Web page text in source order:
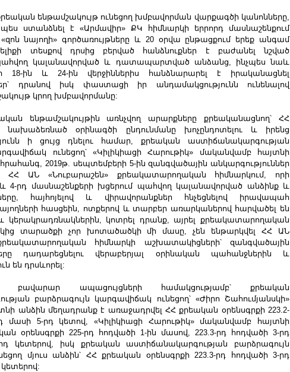
ենթամշակույթ ունեցող խմբավորման վարքագծի կանոնները,
ստանձնել է «Արմավիր» ՔԿ հիմնարկի երրորդ մասնաշենքում
նայողի» գործառույթները և 20 օրվա ընթացքում երեք անգամ
տեսքով դրսից բերված հանձնուքներ է բաժանել նշված
կալանավորված և դատապարտված անձանց, ինչպես նաև
18-ին և 24-ին վերջիններիս հանձնարարել է իրականացնել
դրանով իսկ փաստացի իր անդամակցությունն ունենալով
կրող խմբավորմանը:
ենթամշակույթին առնչվող արարքները քրեականացնող՝ ՀՀ
նախաձեռնած օրինագծի ընդունմանը խոչընդոտելու և իրենց
ի ցույց դնելու համար, քրեական աստիճանակարգության
ունեցող՝ «Կիլիկիացի Հարութիկ» մականվամբ հայտնի
2019թ. սեպտեմբերի 5-ին զանգվածային անկարգություններ
ՀՀ ԱՆ «Նուբարաշեն» քրեակատարողական հիմնարկում, որի
և 4-րդ մասնաշենքերի խցերում պահվող կալանավորված անձինք և
հայհոյելով և վիրավորանքներ հնչեցնելով իրավապահ
հասցեին, ոտքերով և տարբեր առարկաներով հարվածել են
կերակրադռնակներին, կոտրել դրանք, այրել քրեակատարողական
տարածքի չոր խոտածածկի մի մասը, չեն ենթարկվել ՀՀ ԱՆ
հիմնարկի աշխատակիցների՝ զանգվածային
դադարեցնելու վերաբերյալ օրինական պահանջներին և
են դրսևորել:
բավարար ապացույցների համակցությամբ՝ քրեական
բարձրագույն կարգավիճակ ունեցող՝ «Ժիրո Շահումյանսկի»
անձին մեղադրանք է առաջադրվել ՀՀ քրեական օրենսգրքի 223.2-
մասի 5-րդ կետով, «Կիլիկիացի Հարութիկ» մականվամբ հայտնի
օրենսգրքի 225-րդ հոդվածի 1-ին մասով, 223.3-րդ հոդվածի 3-րդ
կետերով, իսկ քրեական աստիճանակարգության բարձրագույն
մյուս անձին՝ ՀՀ քրեական օրենսգրքի 223.3-րդ հոդվածի 3-րդ